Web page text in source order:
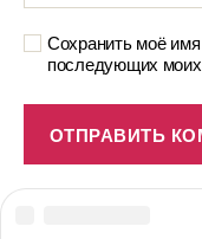
Сохранить моё
последующих